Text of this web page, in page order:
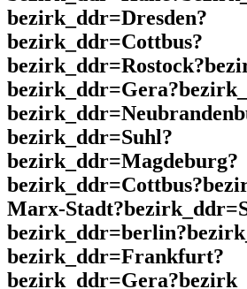
bezirk_ddr=Dresden?
bezirk_ddr=Cottbus?
bezirk_ddr=Suhl?
bezirk_ddr=Magdeburg?
Marx-
bezirk_ddr=Frankfurt?